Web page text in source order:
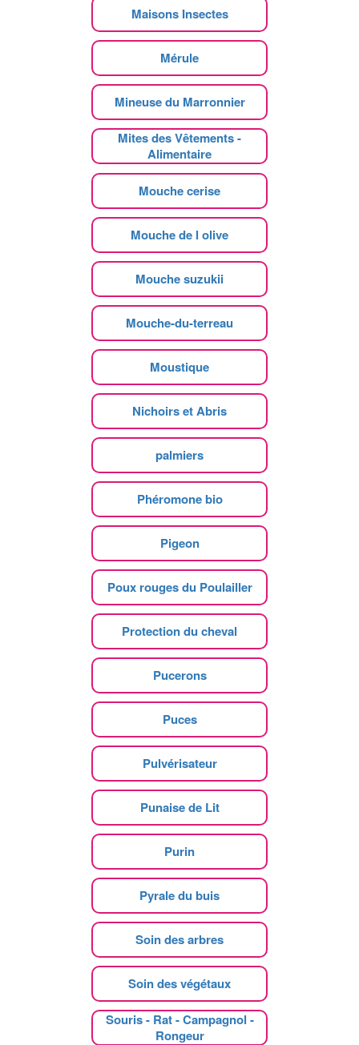
Maisons Insectes
Mérule
Mineuse du Marronnier
Mites des Vêtements -
Alimentaire
Mouche cerise
Mouche de l olive
Mouche suzukii
Mouche-du-terreau
Moustique
Nichoirs et Abris
palmiers
Phéromone bio
Pigeon
Poux rouges du Poulailler
Protection du cheval
Pucerons
Puces
Pulvérisateur
Punaise de Lit
Purin
Pyrale du buis
Soin des arbres
Soin des végétaux
Souris - Rat - Campagnol -
Rongeur